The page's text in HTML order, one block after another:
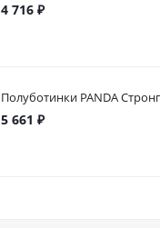
4 716 ₽
Полуботинки PANDA
5 661 ₽